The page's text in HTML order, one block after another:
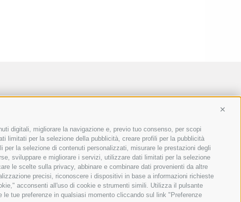
digitali, migliorare la navigazione e, previo tuo consenso, per scopi
limitati per la selezione della pubblicità, creare profili per la pubblicità
la selezione di contenuti personalizzati, misurare le prestazioni degli
sviluppare e migliorare i servizi, utilizzare dati limitati per la selezione
le scelte sulla privacy, abbinare e combinare dati provenienti da altre
precisi, riconoscere i dispositivi in base a informazioni richieste
acconsenti all'uso di cookie e strumenti simili. Utilizza il pulsante
tue preferenze in qualsiasi momento cliccando sul link "Preferenze